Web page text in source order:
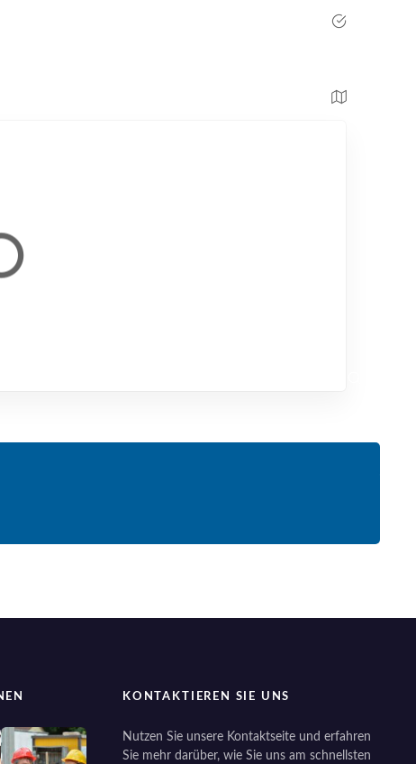
KONTAKTIEREN SIE UNS
Nutzen Sie unsere Kontaktseite und erfahren
Sie mehr darüber, wie Sie uns am schnellsten